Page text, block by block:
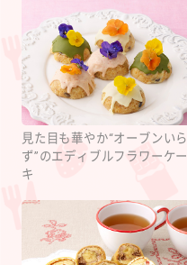
見た目も華やか“オーブンいら
ず”のエディブルフラワーケー
キ